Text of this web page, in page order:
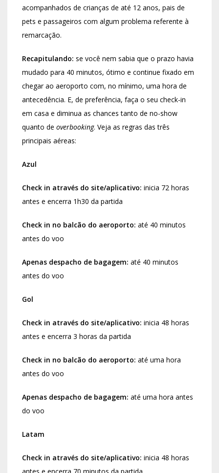
acompanhados de crianças de até 12 anos, pais de
pets e passageiros com algum problema referente à
remarcação.
Recapitulando: se você nem sabia que o prazo havia
mudado para 40 minutos, ótimo e continue fixado em
chegar ao aeroporto com, no mínimo, uma hora de
antecedência. E, de preferência, faça o seu check-in
em casa e diminua as chances tanto de no-show
quanto de overbooking. Veja as regras das três
principais aéreas:
Azul
Check in através do site/aplicativo: inicia 72 horas
antes e encerra 1h30 da partida
Check in no balcão do aeroporto: até 40 minutos
antes do voo
Apenas despacho de bagagem: até 40 minutos
antes do voo
Gol
Check in através do site/aplicativo: inicia 48 horas
antes e encerra 3 horas da partida
Check in no balcão do aeroporto: até uma hora
antes do voo
Apenas despacho de bagagem: até uma hora antes
do voo
Latam
Check in através do site/aplicativo: inicia 48 horas